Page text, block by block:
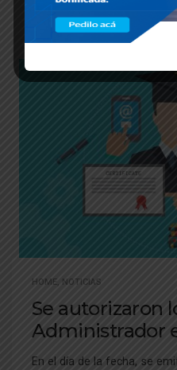
que establecen
HOME, NOTICIAS
Se autorizaron
Administrador
En el día de la fecha, se